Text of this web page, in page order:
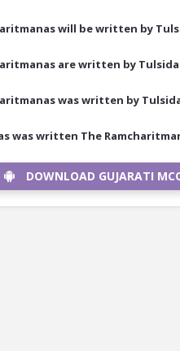
will be written by
are written by
was written by
was written The
DOWNLOAD GUJARATI